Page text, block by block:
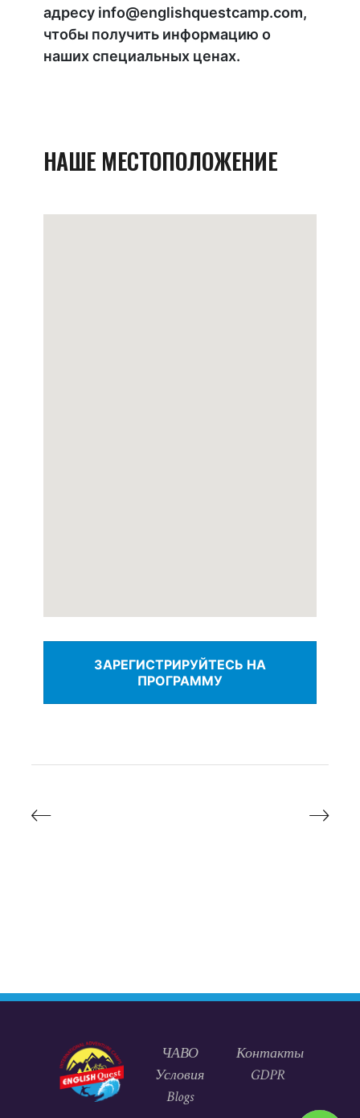
адресу info@englishquestcamp.com,
чтобы получить информацию о
наших специальных ценах.
НАШЕ МЕСТОПОЛОЖЕНИЕ
ЗАРЕГИСТРИРУЙТЕСЬ НА
ПРОГРАММУ
ЧАВО
Условия
Blogs
Контакты
GDPR